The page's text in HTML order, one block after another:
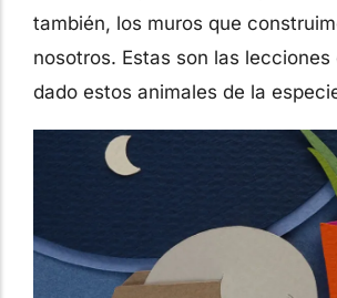
también, los muros que
nosotros. Estas son las lecciones
dado estos animales de la